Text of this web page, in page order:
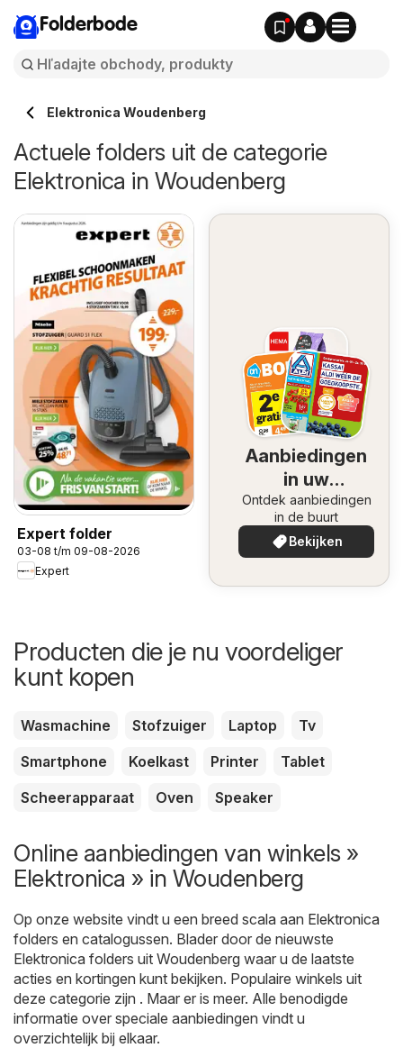
Folderbode
Elektronica Woudenberg
Actuele folders uit de categorie
Elektronica in Woudenberg
Expert folder
03-08 t/m 09-08-2026
Expert
Aanbiedingen
in uw
omgeving
Ontdek aanbiedingen
in de buurt
Bekijken
Producten die je nu voordeliger
kunt kopen
Wasmachine Stofzuiger Laptop
Tv
Smartphone
Koelkast Printer
Tablet
Scheerapparaat
Oven Speaker
Online aanbiedingen van winkels »
Elektronica » in Woudenberg
Op onze website vindt u een breed scala aan Elektronica
folders en catalogussen. Blader door de nieuwste
Elektronica folders uit Woudenberg waar u de laatste
acties en kortingen kunt bekijken. Populaire winkels uit
deze categorie zijn . Maar er is meer. Alle benodigde
informatie over speciale aanbiedingen vindt u
overzichtelijk bij elkaar.